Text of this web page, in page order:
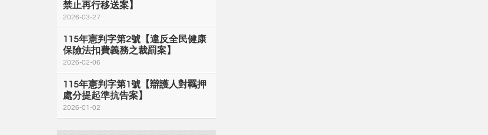
禁止再行移送案】
2026-03-27
115年憲判字第2號【違反全民健康
保險法扣費義務之裁罰案】
2026-02-06
115年憲判字第1號【辯護人對羈押
處分提起準抗告案】
2026-01-02